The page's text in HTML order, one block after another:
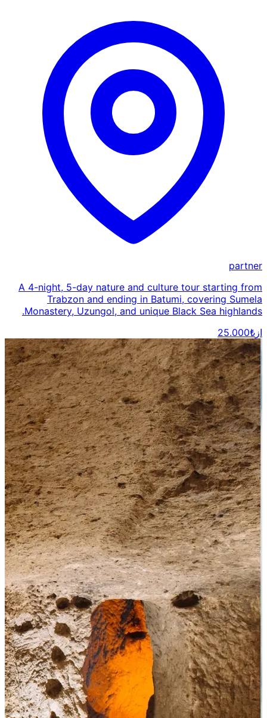
partner
A 4-night, 5-day nature and culture tour starting from
Trabzon and ending in Batumi, covering Sumela
Monastery, Uzungol, and unique Black Sea highlands.
از ₺25.000